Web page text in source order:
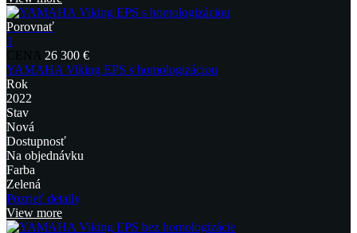
Porovnať
1
26 300 €
YAMAHA Viking EPS s homologizáciou
Rok
2022
Stav
Nová
Dostupnosť
Na objednávku
Farba
Zelená
Pozrieť detaily
View more